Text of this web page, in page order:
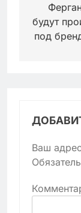
будут
под
Ваш